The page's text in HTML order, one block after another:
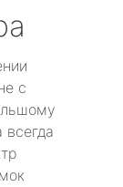
с
всегда